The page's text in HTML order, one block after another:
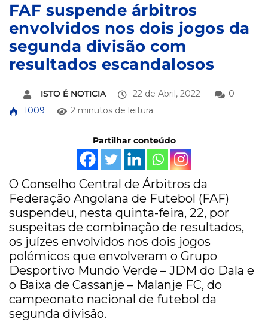
FAF suspende árbitros
envolvidos nos dois jogos da
segunda divisão com
resultados escandalosos
ISTO É NOTICIA 22 de Abril, 2022
0
1009
2 minutos de leitura
Partilhar conteúdo
O Conselho Central de Árbitros da
Federação Angolana de Futebol (FAF)
suspendeu, nesta quinta-feira, 22, por
suspeitas de combinação de resultados,
os juízes envolvidos nos dois jogos
polémicos que envolveram o Grupo
Desportivo Mundo Verde – JDM do Dala e
o Baixa de Cassanje – Malanje FC, do
campeonato nacional de futebol da
segunda divisão.